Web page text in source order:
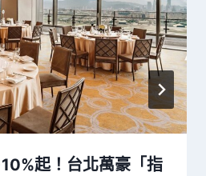
起！台北萬豪「指